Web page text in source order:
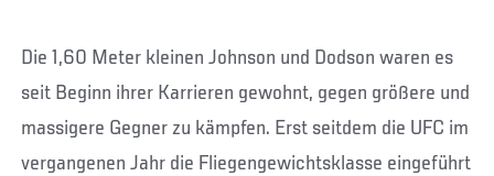
Die 1,60 Meter kleinen Johnson und Dodson waren es
seit Beginn ihrer Karrieren gewohnt, gegen größere und
massigere Gegner zu kämpfen. Erst seitdem die UFC im
vergangenen Jahr die Fliegengewichtsklasse eingeführt